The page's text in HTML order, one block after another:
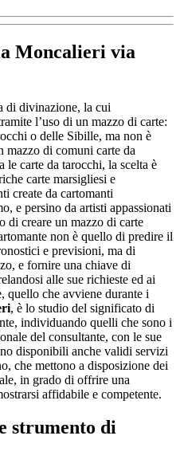
Moncalieri via
di divinazione, la cui
l’uso di un mazzo di carte:
o delle Sibille, ma non è
mazzo di comuni carte da
carte da tarocchi, la scelta è
carte marsigliesi e
create da cartomanti
e persino da artisti appassionati
di creare un mazzo di carte
non è quello di predire il
e previsioni, ma di
e fornire una chiave di
alle sue richieste ed ai
quello che avviene durante i
, è lo studio del significato di
individuando quelli che sono i
del consultante, con le sue
disponibili anche validi servizi
che mettono a disposizione dei
in grado di offrire una
affidabile e competente.
strumento di